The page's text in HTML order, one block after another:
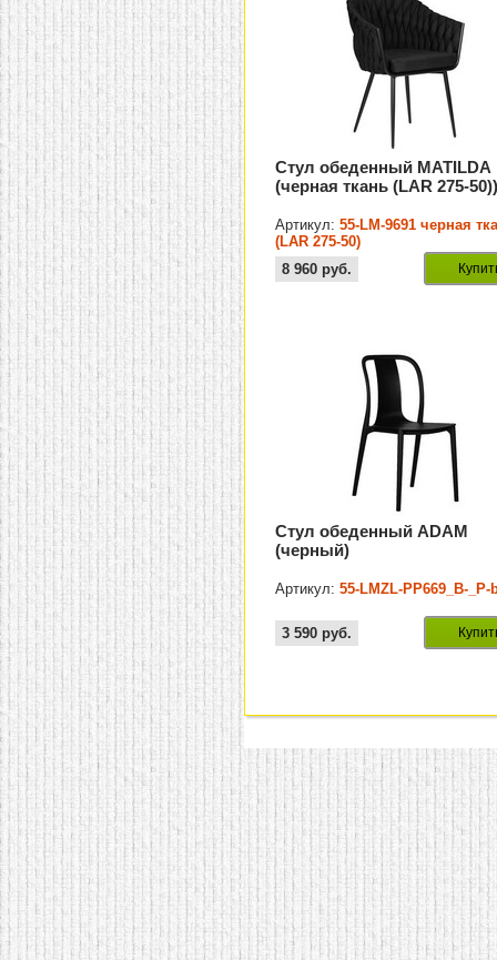
Стул обеденный MATILDA
(черная ткань (LAR 275-
Артикул:55-LM-9691 черная
(LAR 275-50)
8 960 руб.
Стул обеденный ADAM
(черный)
Артикул:55-LMZL-PP669_B-_P-
3 590 руб.